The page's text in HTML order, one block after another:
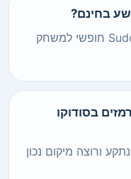
בחינם?
כן. כל לוח מרושע ב-Sudoku-Play.org חופשי למשחק
בסודוקו
ורוצה מיקום נכון